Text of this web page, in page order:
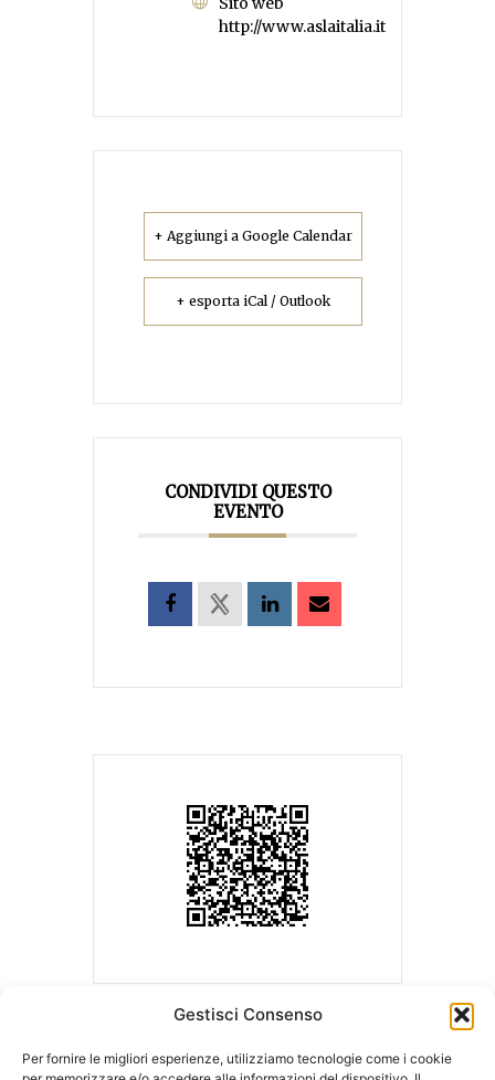
Gestisci Consenso
Per fornire le migliori esperienze, utilizziamo tecnologie come i cookie
http://www.aslaitalia.it
+ Aggiungi a Google Calendar
+ esporta iCal / Outlook
CONDIVIDI QUESTO
EVENTO